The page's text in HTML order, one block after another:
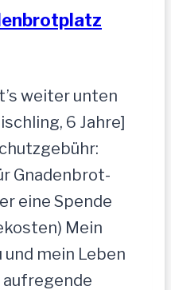
weiter unten
6 Jahre]
Gnadenbrot-
eine Spende
Mein
und mein Leben